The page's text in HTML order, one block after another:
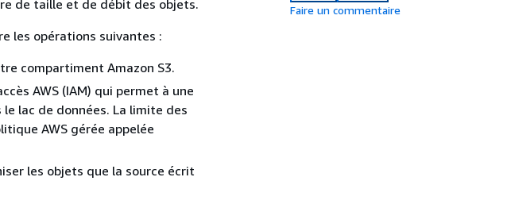
de taille et de débit des objets.
les opérations suivantes :
compartiment Amazon S3.
AWS (IAM) qui permet à une
lac de données. La limite des
AWS gérée appelée
les objets que la source écrit
Faire un commentaire